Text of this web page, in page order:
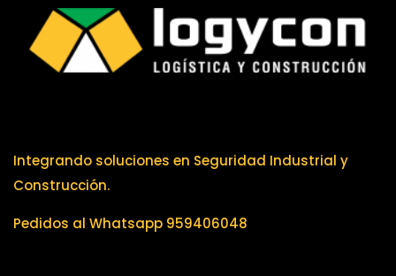
Integrando soluciones en Seguridad Industrial y
Construcción.
Pedidos al Whatsapp 959406048